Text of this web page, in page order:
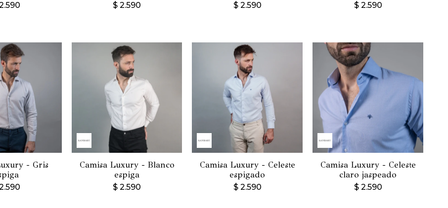
$ 2.590 $ 2.590 $ 2.590
- Gris
Camisa Luxury - Blanco
espiga
$ 2.590
Camisa Luxury - Celeste
espigado
$ 2.590
Camisa Luxury - Celeste
claro jaspeado
$ 2.590